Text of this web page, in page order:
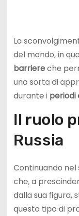
Lo
del mondo, in
barriereche
una sorta di
durante i periodi
Il ruolo
Russia
Continuando nel
che, a
dalla sua figura,
questo tipo di